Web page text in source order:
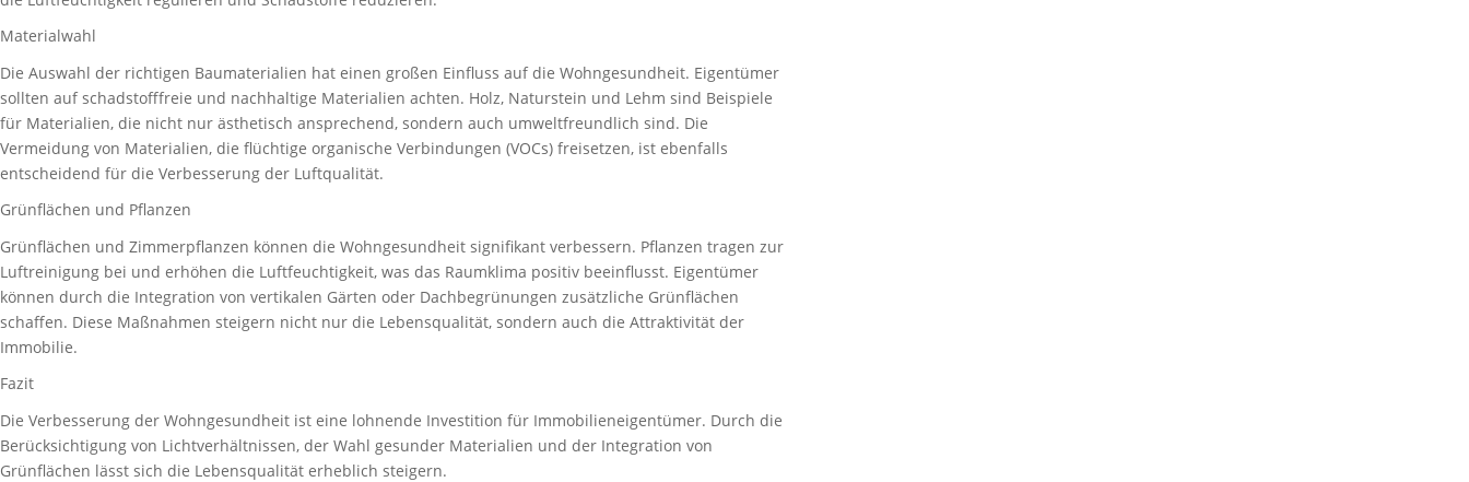
Materialwahl
Die Auswahl der richtigen Baumaterialien hat einen großen Einfluss auf die Wohngesundheit. Eigentümer
sollten auf schadstofffreie und nachhaltige Materialien achten. Holz, Naturstein und Lehm sind Beispiele
für Materialien, die nicht nur ästhetisch ansprechend, sondern auch umweltfreundlich sind. Die
Vermeidung von Materialien, die flüchtige organische Verbindungen (VOCs) freisetzen, ist ebenfalls
entscheidend für die Verbesserung der Luftqualität.
Grünflächen und Pflanzen
Grünflächen und Zimmerpflanzen können die Wohngesundheit signifikant verbessern. Pflanzen tragen zur
Luftreinigung bei und erhöhen die Luftfeuchtigkeit, was das Raumklima positiv beeinflusst. Eigentümer
können durch die Integration von vertikalen Gärten oder Dachbegrünungen zusätzliche Grünflächen
schaffen. Diese Maßnahmen steigern nicht nur die Lebensqualität, sondern auch die Attraktivität der
Immobilie.
Fazit
Die Verbesserung der Wohngesundheit ist eine lohnende Investition für Immobilieneigentümer. Durch die
Berücksichtigung von Lichtverhältnissen, der Wahl gesunder Materialien und der Integration von
Grünflächen lässt sich die Lebensqualität erheblich steigern.